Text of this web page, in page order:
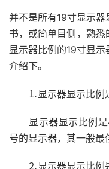
并不是所有19寸显示
书，或简单目侧，熟
显示器比例的19寸显
介绍下。
⒈显示器显示比例
显示器显示比例是4
号的显示器，其一般最
⒉显示器显示比例